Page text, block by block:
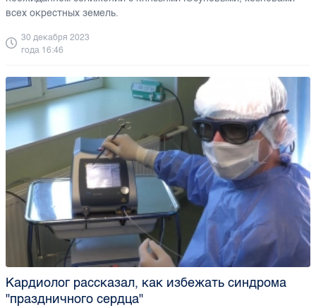
всех окрестных земель.
30 декабря 2023
года 16:46
Кардиолог рассказал, как избежать синдрома
"праздничного сердца"